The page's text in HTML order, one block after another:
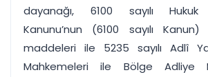
dayanağı, 6100 sayılı Hukuk
Kanunu’nun (6100 sayılı
maddeleri ile 5235 sayılı Adlî
Mahkemeleri ile Bölge Adliye